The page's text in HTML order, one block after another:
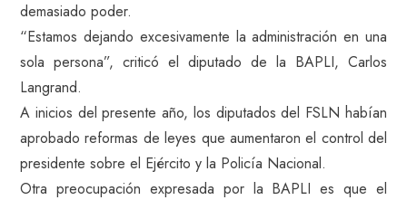
demasiado poder.
“Estamos dejando excesivamente la administración en una
sola persona”, criticó el diputado de la BAPLI, Carlos
Langrand.
A inicios del presente año, los diputados del FSLN habían
aprobado reformas de leyes que aumentaron el control del
presidente sobre el Ejército y la Policía Nacional.
Otra preocupación expresada por la BAPLI es que el